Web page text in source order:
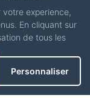
votre experience,
En cliquant sur
de tous les
Personnaliser